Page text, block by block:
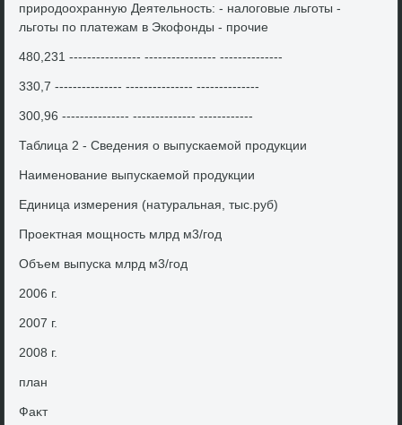
природοохранную Деятельность: - налοговые льготы -
льготы по платежам в Экофонды - прочие
480,231 ---------------- ---------------- --------------
330,7 --------------- --------------- --------------
300,96 --------------- -------------- ------------
Таблица 2 - Сведения о выпускаемой продукции
Наименование выпускаемой продукции
Единица измерения (натуральная, тыс.руб)
Проеκтная мощность млрд м3/год
Объем выпуска млрд м3/год
2006 г.
2007 г.
2008 г.
план
Фаκт